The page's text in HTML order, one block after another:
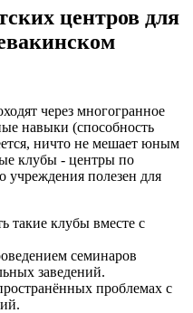
центров для
через многогранное
навыки (способность
ничто не мешает юным
клубы - центры по
учреждения полезен для
такие клубы вместе с
семинаров
заведений.
проблемах с